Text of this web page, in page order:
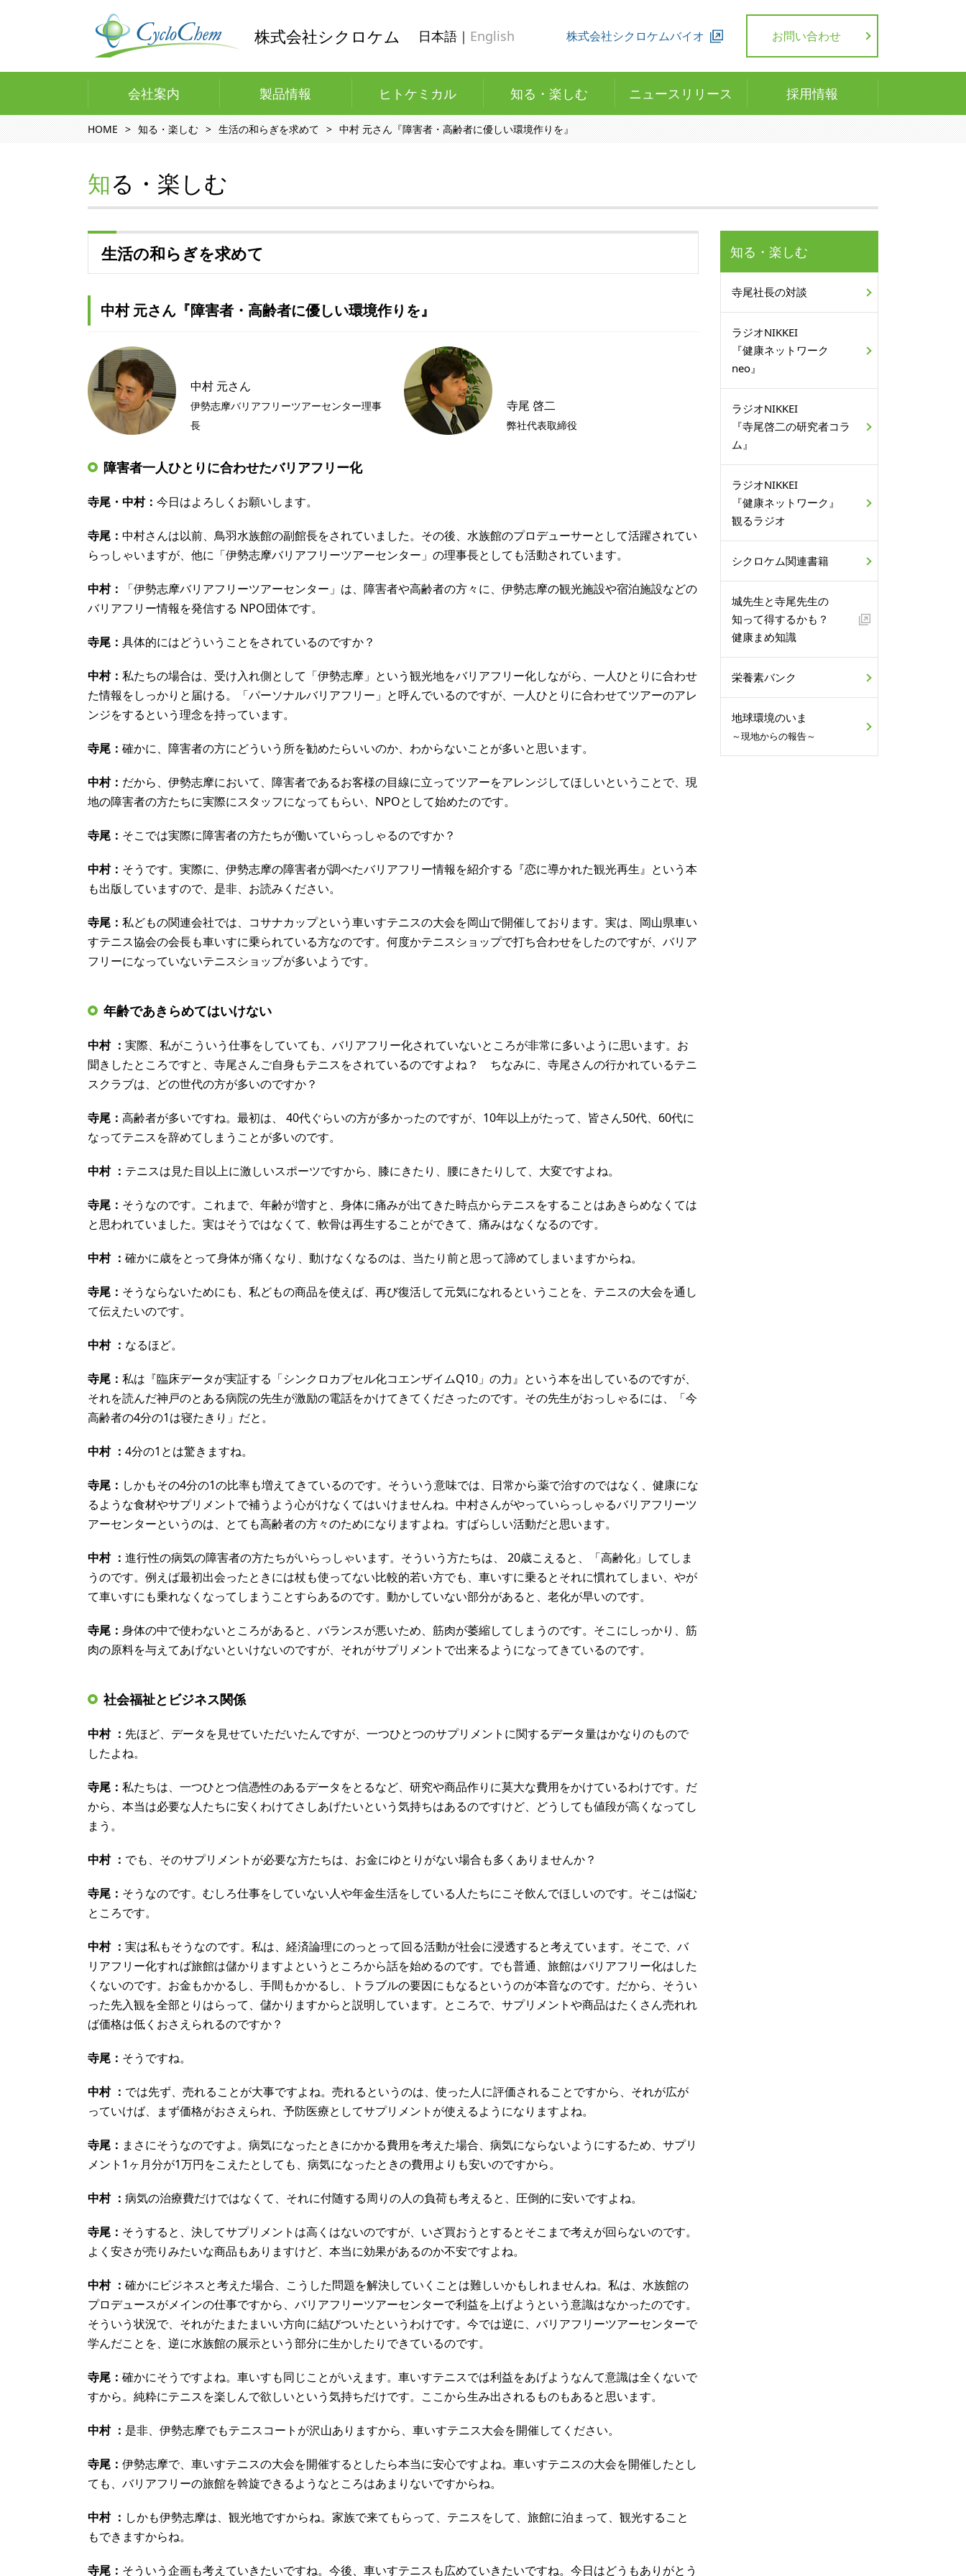
株式会社シクロケム 日本語｜ English 株式会社シクロケムバイオ お問い合わせ
会社案内 製品情報 ヒトケミカル 知る・楽しむ ニュースリリース 採用情報
HOME 知る・楽しむ 生活の和らぎを求めて 中村 元さん『障害者・高齢者に優しい環境作りを』
知る・楽しむ
生活の和らぎを求めて
中村 元さん『障害者・高齢者に優しい環境作りを』
中村 元さん
伊勢志摩バリアフリーツアーセンター理事
長
寺尾 啓二
弊社代表取締役
障害者一人ひとりに合わせたバリアフリー化
寺尾・中村： 今日はよろしくお願いします。
寺尾： 中村さんは以前、鳥羽水族館の副館長をされていました。その後、水族館のプロデューサーとして活躍されてい
らっしゃいますが、他に「伊勢志摩バリアフリーツアーセンター」の理事長としても活動されています。
中村：
「伊勢志摩バリアフリーツアーセンター」は、障害者や高齢者の方々に、伊勢志摩の観光施設や宿泊施設などの
バリアフリー情報を発信する NPO団体です。
寺尾： 具体的にはどういうことをされているのですか？
中村： 私たちの場合は、受け入れ側として「伊勢志摩」という観光地をバリアフリー化しながら、一人ひとりに合わせ
た情報をしっかりと届ける。「パーソナルバリアフリー」と呼んでいるのですが、一人ひとりに合わせてツアーのアレ
ンジをするという理念を持っています。
寺尾： 確かに、障害者の方にどういう所を勧めたらいいのか、わからないことが多いと思います。
中村： だから、伊勢志摩において、障害者であるお客様の目線に立ってツアーをアレンジしてほしいということで、現
地の障害者の方たちに実際にスタッフになってもらい、NPOとして始めたのです。
寺尾： そこでは実際に障害者の方たちが働いていらっしゃるのですか？
中村： そうです。実際に、伊勢志摩の障害者が調べたバリアフリー情報を紹介する『恋に導かれた観光再生』という本
も出版していますので、是非、お読みください。
寺尾： 私どもの関連会社では、コサナカップという車いすテニスの大会を岡山で開催しております。実は、岡山県車い
すテニス協会の会長も車いすに乗られている方なのです。何度かテニスショップで打ち合わせをしたのですが、バリア
フリーになっていないテニスショップが多いようです。
年齢であきらめてはいけない
中村 ： 実際、私がこういう仕事をしていても、バリアフリー化されていないところが非常に多いように思います。お
聞きしたところですと、寺尾さんご自身もテニスをされているのですよね？ ちなみに、寺尾さんの行かれているテニ
スクラブは、どの世代の方が多いのですか？
寺尾： 高齢者が多いですね。最初は、 40代ぐらいの方が多かったのですが、10年以上がたって、皆さん50代、60代に
なってテニスを辞めてしまうことが多いのです。
中村 ： テニスは見た目以上に激しいスポーツですから、膝にきたり、腰にきたりして、大変ですよね。
寺尾： そうなのです。これまで、年齢が増すと、身体に痛みが出てきた時点からテニスをすることはあきらめなくては
と思われていました。実はそうではなくて、軟骨は再生することができて、痛みはなくなるのです。
中村 ： 確かに歳をとって身体が痛くなり、動けなくなるのは、当たり前と思って諦めてしまいますからね。
寺尾： そうならないためにも、私どもの商品を使えば、再び復活して元気になれるということを、テニスの大会を通し
て伝えたいのです。
中村 ： なるほど。
寺尾： 私は『臨床データが実証する「シンクロカプセル化コエンザイムQ10」の力』という本を出しているのですが、
それを読んだ神戸のとある病院の先生が激励の電話をかけてきてくださったのです。その先生がおっしゃるには、「今
高齢者の4分の1は寝たきり」だと。
中村 ： 4分の1とは驚きますね。
寺尾： しかもその4分の1の比率も増えてきているのです。そういう意味では、日常から薬で治すのではなく、健康にな
るような食材やサプリメントで補うよう心がけなくてはいけませんね。中村さんがやっていらっしゃるバリアフリーツ
アーセンターというのは、とても高齢者の方々のためになりますよね。すばらしい活動だと思います。
中村 ： 進行性の病気の障害者の方たちがいらっしゃいます。そういう方たちは、 20歳こえると、「高齢化」してしま
うのです。例えば最初出会ったときには杖も使ってない比較的若い方でも、車いすに乗るとそれに慣れてしまい、やが
て車いすにも乗れなくなってしまうことすらあるのです。動かしていない部分があると、老化が早いのです。
寺尾： 身体の中で使わないところがあると、バランスが悪いため、筋肉が萎縮してしまうのです。そこにしっかり、筋
肉の原料を与えてあげないといけないのですが、それがサプリメントで出来るようになってきているのです。
社会福祉とビジネス関係
中村 ： 先ほど、データを見せていただいたんですが、一つひとつのサプリメントに関するデータ量はかなりのもので
したよね。
寺尾： 私たちは、一つひとつ信憑性のあるデータをとるなど、研究や商品作りに莫大な費用をかけているわけです。だ
から、本当は必要な人たちに安くわけてさしあげたいという気持ちはあるのですけど、どうしても値段が高くなってし
まう。
中村 ： でも、そのサプリメントが必要な方たちは、お金にゆとりがない場合も多くありませんか？
寺尾： そうなのです。むしろ仕事をしていない人や年金生活をしている人たちにこそ飲んでほしいのです。そこは悩む
ところです。
中村 ： 実は私もそうなのです。私は、経済論理にのっとって回る活動が社会に浸透すると考えています。そこで、バ
リアフリー化すれば旅館は儲かりますよというところから話を始めるのです。でも普通、旅館はバリアフリー化はした
くないのです。お金もかかるし、手間もかかるし、トラブルの要因にもなるというのが本音なのです。だから、そうい
った先入観を全部とりはらって、儲かりますからと説明しています。ところで、サプリメントや商品はたくさん売れれ
ば価格は低くおさえられるのですか？
寺尾： そうですね。
中村 ： では先ず、売れることが大事ですよね。売れるというのは、使った人に評価されることですから、それが広が
っていけば、まず価格がおさえられ、予防医療としてサプリメントが使えるようになりますよね。
寺尾： まさにそうなのですよ。病気になったときにかかる費用を考えた場合、病気にならないようにするため、サプリ
メント1ヶ月分が1万円をこえたとしても、病気になったときの費用よりも安いのですから。
中村 ： 病気の治療費だけではなくて、それに付随する周りの人の負荷も考えると、圧倒的に安いですよね。
寺尾： そうすると、決してサプリメントは高くはないのですが、いざ買おうとするとそこまで考えが回らないのです。
よく安さが売りみたいな商品もありますけど、本当に効果があるのか不安ですよね。
中村 ： 確かにビジネスと考えた場合、こうした問題を解決していくことは難しいかもしれませんね。私は、水族館の
プロデュースがメインの仕事ですから、バリアフリーツアーセンターで利益を上げようという意識はなかったのです。
そういう状況で、それがたまたまいい方向に結びついたというわけです。今では逆に、バリアフリーツアーセンターで
学んだことを、逆に水族館の展示という部分に生かしたりできているのです。
寺尾： 確かにそうですよね。車いすも同じことがいえます。車いすテニスでは利益をあげようなんて意識は全くないで
すから。純粋にテニスを楽しんで欲しいという気持ちだけです。ここから生み出されるものもあると思います。
中村 ： 是非、伊勢志摩でもテニスコートが沢山ありますから、車いすテニス大会を開催してください。
寺尾： 伊勢志摩で、車いすテニスの大会を開催するとしたら本当に安心ですよね。車いすテニスの大会を開催したとし
ても、バリアフリーの旅館を斡旋できるようなところはあまりないですからね。
中村 ： しかも伊勢志摩は、観光地ですからね。家族で来てもらって、テニスをして、旅館に泊まって、観光すること
もできますからね。
寺尾： そういう企画も考えていきたいですね。今後、車いすテニスも広めていきたいですね。今日はどうもありがとう
知る・楽しむ
寺尾社長の対談
ラジオNIKKEI
『健康ネットワーク
neo』
ラジオNIKKEI
『寺尾啓二の研究者コラ
ム』
ラジオNIKKEI
『健康ネットワーク』
観るラジオ
シクロケム関連書籍
城先生と寺尾先生の
知って得するかも？
健康まめ知識
栄養素バンク
地球環境のいま
～現地からの報告～